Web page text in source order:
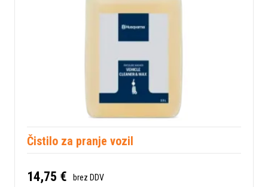
Čistilo za pranje vozil
14,75 € brez DDV